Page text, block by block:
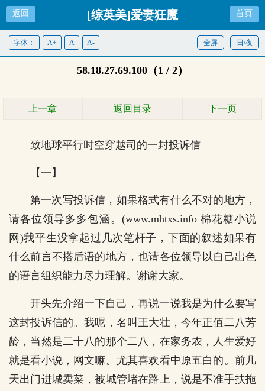
返回 [综英美]爱妻狂魔 首页
日/夜
全屏
字体： A+ A A-
58.18.27.69.100（1 / 2）
上一章 返回目录 下一页
致地球平行时空穿越司的一封投诉信
【一】
第一次写投诉信，如果格式有什么不对的地方，
请各位领导多多包涵。(www.mhtxs.info 棉花糖小说
网)我平生没拿起过几次笔杆子，下面的叙述如果有
什么前言不搭后语的地方，也请各位领导以自己出色
的语言组织能力尽力理解。谢谢大家。
开头先介绍一下自己，再说一说我是为什么要写
这封投诉信的。我呢，名叫王大壮，今年正值二八芳
龄，当然是二十八的那个二八，在家务农，人生爱好
就是看小说，网文嘛。尤其喜欢看中原五白的。前几
天出门进城卖菜，被城管堵在路上，说是不准手扶拖